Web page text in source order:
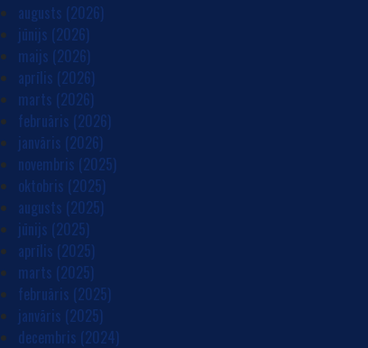
augusts (2026)
jūnijs (2026)
maijs (2026)
aprīlis (2026)
marts (2026)
februāris (2026)
janvāris (2026)
novembris (2025)
oktobris (2025)
augusts (2025)
jūnijs (2025)
aprīlis (2025)
marts (2025)
februāris (2025)
janvāris (2025)
decembris (2024)